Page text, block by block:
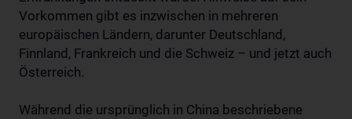
Vorkommen gibt es inzwischen in mehreren
europäischen Ländern, darunter Deutschland,
Finnland, Frankreich und die Schweiz – und jetzt auch
Österreich.
Während die ursprünglich in China beschriebene